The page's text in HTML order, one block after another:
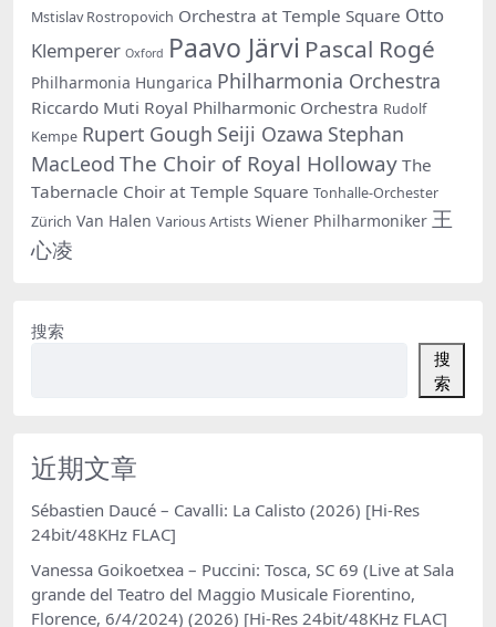
Mstislav Rostropovich Orchestra at Temple Square Otto
Klemperer Oxford Paavo Järvi Pascal Rogé
Philharmonia Hungarica Philharmonia Orchestra
Riccardo Muti Royal Philharmonic Orchestra Rudolf
Kempe Rupert Gough Seiji Ozawa Stephan
MacLeod The Choir of Royal Holloway The
Tabernacle Choir at Temple Square Tonhalle-Orchester
Zürich Van Halen Various Artists Wiener Philharmoniker 王
心凌
搜索
搜
索
近期文章
Sébastien Daucé – Cavalli: La Calisto (2026) [Hi-Res
24bit/48KHz FLAC]
Vanessa Goikoetxea – Puccini: Tosca, SC 69 (Live at Sala
grande del Teatro del Maggio Musicale Fiorentino,
Florence, 6/4/2024) (2026) [Hi-Res 24bit/48KHz FLAC]